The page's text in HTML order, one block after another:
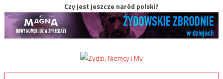
Czy jest jeszcze naród polski?